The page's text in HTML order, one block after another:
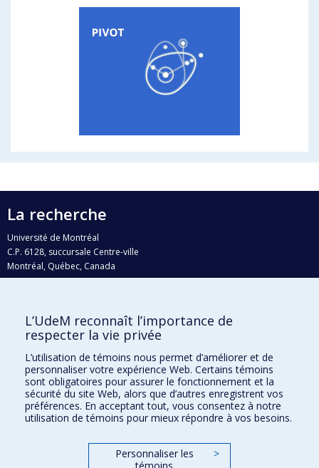
La recherche
Université de Montréal
C.P. 6128, succursale Centre-ville
Montréal, Québec, Canada
H3C 3J7
Qui fait quoi?
Nous trouver
Plan du site
Accessibilité
L’UdeM reconnaît l’importance de
respecter la vie privée
L’utilisation de témoins nous permet d’améliorer et de
personnaliser votre expérience Web. Certains témoins
sont obligatoires pour assurer le fonctionnement et la
sécurité du site Web, alors que d’autres enregistrent vos
préférences. En acceptant tout, vous consentez à notre
utilisation de témoins pour mieux répondre à vos besoins.
Personnaliser les
>